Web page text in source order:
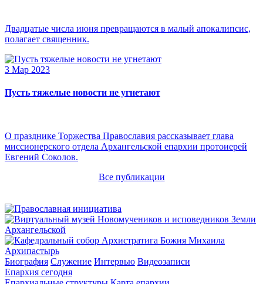
Двадцатые числа июня превращаются в малый апокалипсис,
полагает священник.
3 Мар 2023
Пусть тяжелые новости не угнетают
О празднике Торжества Православия рассказывает глава
миссионерского отдела Архангельской епархии протоиерей
Евгений Соколов.
Все публикации
Архипастырь
Биография Служение Интервью Видеозаписи
Епархия сегодня